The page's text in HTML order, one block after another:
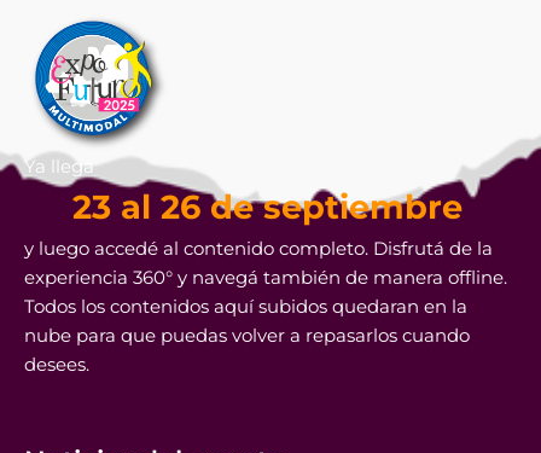
Ya llega
23 al 26 de septiembre
y luego accedé al contenido completo. Disfrutá de la
experiencia 360° y navegá también de manera offline.
Todos los contenidos aquí subidos quedaran en la
nube para que puedas volver a repasarlos cuando
desees.